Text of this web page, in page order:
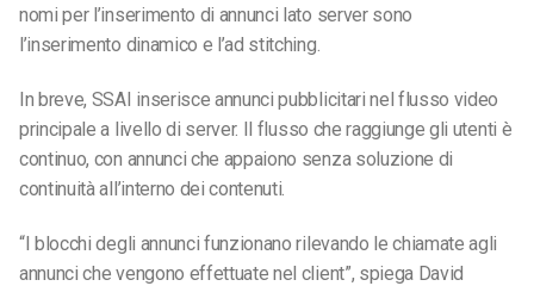
nomi per l’inserimento di annunci lato server sono
l’inserimento dinamico e l’ad stitching.
In breve, SSAI inserisce annunci pubblicitari nel flusso video
principale a livello di server. Il flusso che raggiunge gli utenti è
continuo, con annunci che appaiono senza soluzione di
continuità all’interno dei contenuti.
“I blocchi degli annunci funzionano rilevando le chiamate agli
annunci che vengono effettuate nel client”, spiega David